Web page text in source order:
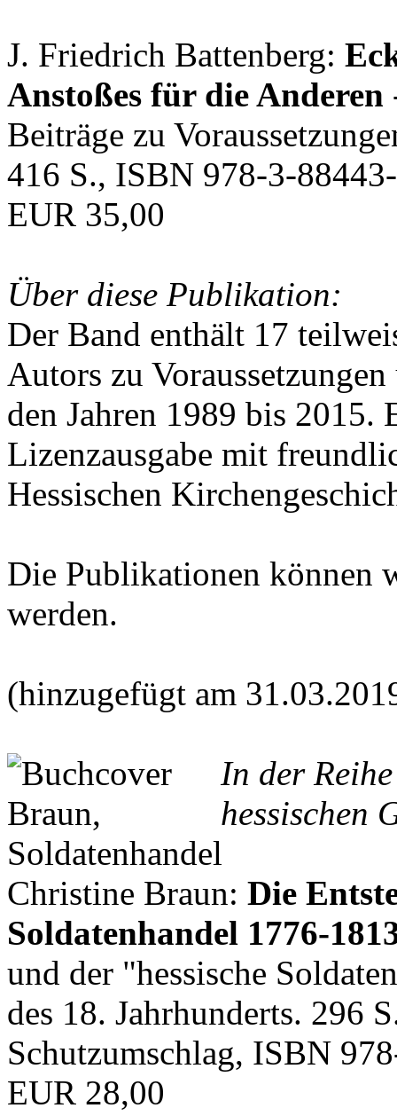
J. Friedrich Battenberg:
Anstoßes für die Anderen
Beiträge zu
416 S., ISBN 978-3-
EUR 35,00
Über diese Publikation:
Der Band enthält 17
Autors zu
den Jahren 1989 bis 2015.
Lizenzausgabe mit
Hessischen
Die Publikationen können
werden.
(hinzugefügt am
In der
hessischen
Christine Braun: Die
Soldatenhandel 1776-
und der "hessische
des 18. Jahrhunderts. 296
Schutzumschlag, ISBN
EUR 28,00